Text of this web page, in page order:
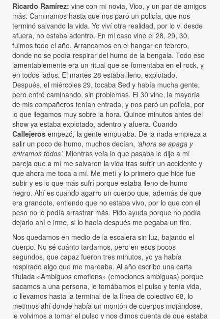
Ricardo Ramírez: vine con mi novia, Vico, y un par de amigos
más. Caminamos hasta que nos paró un policía, que nos
terminó salvando la vida. Yo viví otra realidad, por lo vi desde
afuera, no estaba adentro. En mi caso vine el 28, 29, 30,
fuimos todo el año. Arrancamos en el hangar en febrero,
donde no se podía respirar del humo de la bengala. Todo eso
lamentablemente era un ritual que se fomentaba en el rock, y
en todos lados. El martes 28 estaba lleno, explotado.
Después, el miércoles 29, tocaba Sed y había mucha gente,
pero entré caminando, sin problemas. El 30 vine, la mayoría
de mis compañeros tenían entrada, y nos paró un policía, por
lo que llegamos muy sobre la hora. Quince minutos antes del
show ya estaba explotado, adentro y afuera. Cuando
Callejeros empezó, la gente empujaba. De la nada empieza a
salir un poco de humo, muchos decían, ‘ahora se apaga y
entramos todos’. Mientras veía lo que pasaba le dije a mi
pareja que a mí me salvaron la vida tras sufrir un accidente y
que ahora me toca a mí. Me metí y lo primero que hice fue
subir y es lo que más sufrí porque estaba lleno de humo
negro. Ahí es cuando agarro un cuerpo que, además de que
era grandote, entiendo que no estaba vivo, por lo que con el
peso no lo podía arrastrar más. Pido ayuda porque no podía
dejarlo ahí e irme, si lo hacía después me pegaba un tiro.
Nos quedamos en medio de la escalera sin luz, bajando el
cuerpo. No sé cuánto tardamos, pero en esos pocos
segundos, que capaz fueron tres minutos, yo ya había
respirado algo que me mareaba. Al año escribo una carta
titulada «Ambiguos emotions» (emociones ambiguas) porque
sacamos a una persona, le tomábamos el pulso y tenía vida,
lo llevamos hasta la terminal de la línea de colectivo 68, lo
metimos ahí donde había un montón de cuerpos mojándose,
le volvimos a tomar el pulso y nos dimos cuenta de que estaba